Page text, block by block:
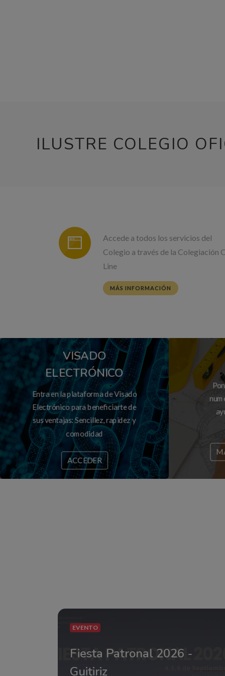
ILUSTRE COLEGIO
Accede a todos los servicios del
Colegio a través de la Colegiación
Line
MÁS INFORMACIÓN
VISADO
ELECTRÓNICO
Entra en la plataforma de Visado
Electrónico para beneficiarte de
sus ventajas: Sencillez, rapidez y
comodidad
ACCEDER
EVENTO
Fiesta Patronal 2026 -
Guitiriz